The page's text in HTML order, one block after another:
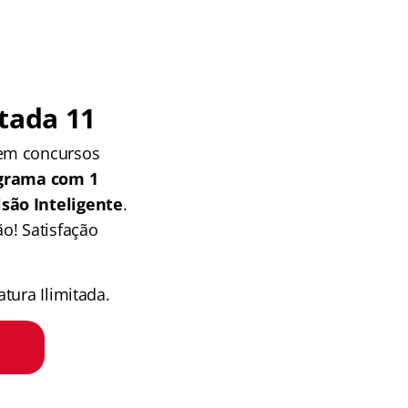
11
concursos
com 1
Inteligente.
Satisfação
Ilimitada.